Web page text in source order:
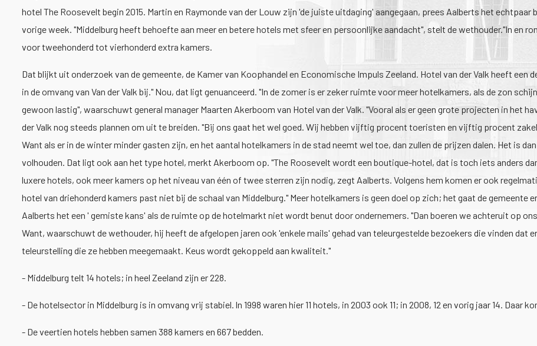
hotel The Roosevelt begin 2015. Martin en Raymonde van der Louw zijn 'de juiste uitdaging' aangegaan, prees Aalberts het
vorige week. "Middelburg heeft behoefte aan meer en betere hotels met sfeer en persoonlijke aandacht", stelt de wethouder."In en
voor tweehonderd tot vierhonderd extra kamers.
Dat blijkt uit onderzoek van de gemeente, de Kamer van Koophandel en Economische Impuls Zeeland. Hotel van der Valk heeft een
in de omvang van Van der Valk bij." Nou, dat ligt genuanceerd. "In de zomer is er zeker ruimte voor meer hotelkamers, als de zon
gewoon lastig", waarschuwt general manager Maarten Akerboom van Hotel van der Valk. "Vooral als er geen grote projecten in het
der Valk nog steeds plannen om uit te breiden. "Bij ons gaat het wel goed. Wij hebben vijftig procent toeristen en vijftig procent
Want als er in de winter minder gasten zijn, en het aantal hotelkamers in de stad neemt wel toe, dan zullen de prijzen dalen. Het is
volhouden. Dat ligt ook aan het type hotel, merkt Akerboom op. "The Roosevelt wordt een boutique-hotel, dat is toch iets anders
luxere hotels, ook meer kamers op het niveau van één of twee sterren zijn nodig, zegt Aalberts. Volgens hem komen er ook
hotel van driehonderd kamers past niet bij de schaal van Middelburg." Meer hotelkamers is geen doel op zich; het gaat de
Aalberts het een ' gemiste kans' als de ruimte op de hotelmarkt niet wordt benut door ondernemers. "Dan boeren we achteruit op
Want, waarschuwt de wethouder, hij heeft de afgelopen jaren ook 'enkele mails' gehad van teleurgestelde bezoekers die vinden dat
teleurstelling die ze hebben meegemaakt. Keus wordt gekoppeld aan kwaliteit."
- Middelburg telt 14 hotels; in heel Zeeland zijn er 228.
- De hotelsector in Middelburg is in omvang vrij stabiel. ln 1998 waren hier 11 hotels, in 2003 ook 11; in 2008, 12 en vorig jaar 14. Daar
- De veertien hotels hebben samen 388 kamers en 667 bedden.